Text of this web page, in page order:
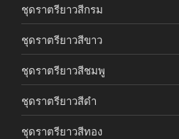
ชุดราตรียาวสีกรม
ชุดราตรียาวสีขาว
ชุดราตรียาวสีชมพู
ชุดราตรียาวสีดำ
ชุดราตรียาวสีทอง